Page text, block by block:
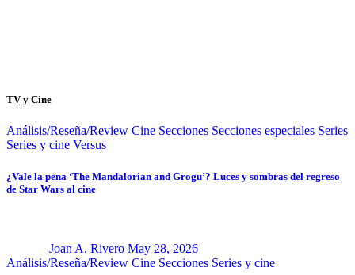
TV y Cine
Análisis/Reseña/Review Cine Secciones Secciones especiales Series
Series y cine Versus
¿Vale la pena ‘The Mandalorian and Grogu’? Luces y sombras del regreso
de Star Wars al cine
Joan A. Rivero May 28, 2026
Análisis/Reseña/Review Cine Secciones Series y cine